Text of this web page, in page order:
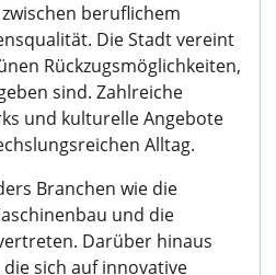
beruflichem
Die Stadt vereint
Rückzugsmöglichkeiten,
sind. Zahlreiche
und kulturelle Angebote
Alltag.
Branchen wie die
und die
Darüber hinaus
sich auf innovative